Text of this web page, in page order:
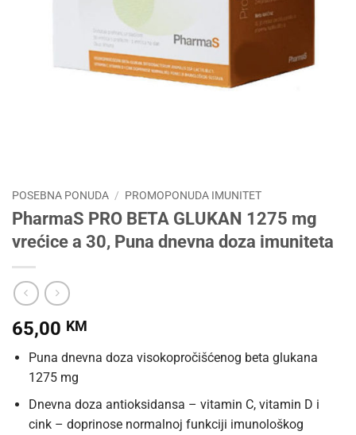
POSEBNA PONUDA / PROMOPONUDA IMUNITET
PharmaS PRO BETA GLUKAN 1275 mg
vrećice a 30, Puna dnevna doza imuniteta
65,00 KM
Puna dnevna doza visokopročišćenog beta glukana
1275 mg
Dnevna doza antioksidansa – vitamin C, vitamin D i
cink – doprinose normalnoj funkciji imunološkog